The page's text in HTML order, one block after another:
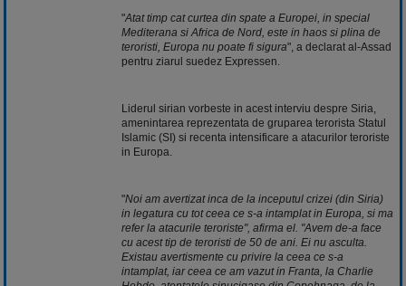
"Atat timp cat curtea din spate a Europei, in special
Mediterana si Africa de Nord, este in haos si plina de
teroristi, Europa nu poate fi sigura", a declarat al-Assad
pentru ziarul suedez Expressen.
Liderul sirian vorbeste in acest interviu despre Siria,
amenintarea reprezentata de gruparea terorista Statul
Islamic (SI) si recenta intensificare a atacurilor teroriste
in Europa.
"Noi am avertizat inca de la inceputul crizei (din Siria)
in legatura cu tot ceea ce s-a intamplat in Europa, si ma
refer la atacurile teroriste", afirma el. "Avem de-a face
cu acest tip de teroristi de 50 de ani. Ei nu asculta.
Existau avertismente cu privire la ceea ce s-a
intamplat, iar ceea ce am vazut in Franta, la Charlie